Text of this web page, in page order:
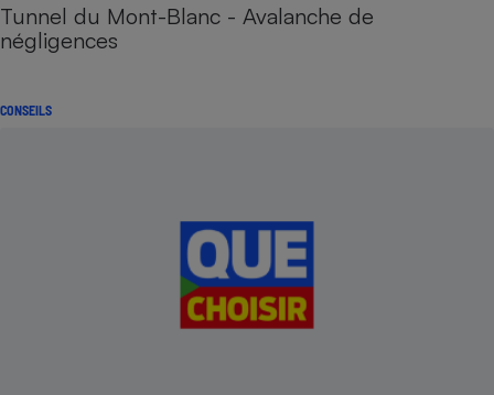
Tunnel du Mont-Blanc - Avalanche de
négligences
CONSEILS